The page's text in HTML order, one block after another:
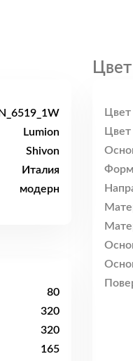
Lumion
Shivon
Италия
модерн
80
320
320
165